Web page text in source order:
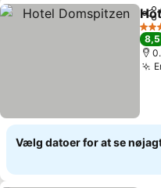
Del
3
8,5
Vælg datoer for at se